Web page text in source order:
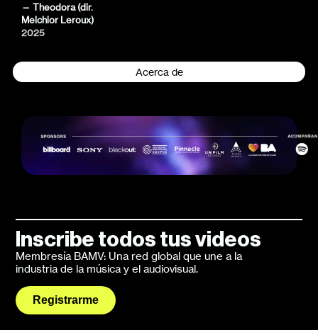
Acerca de
— Theodora (dir.
Melchior Leroux)
2025
Inscribe todos tus videos
Membresía BAMV: Una red global que une a la
industria de la música y el audiovisual.
Registrarme